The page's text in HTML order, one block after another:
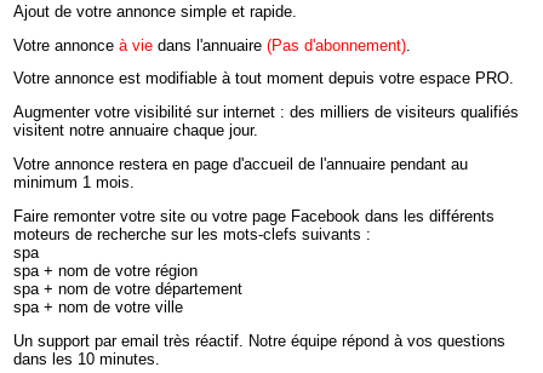
Ajout de votre annonce simple et rapide.
Votre annonceà vie dans l'annuaire(Pas d'abonnement)
Votre annonce est modifiable à tout moment depuis votre espace PRO.
Augmenter votre visibilité sur internet : des milliers de visiteurs qualifiés
visitent notre annuaire chaque jour.
Votre annonce restera en page d'accueil de l'annuaire pendant au
minimum 1 mois.
Faire remonter votre site ou votre page Facebook dans les différents
moteurs de recherche sur les mots-clefs suivants :
spa
spa + nom de votre région
spa + nom de votre département
spa + nom de votre ville
Un support par email très réactif. Notre équipe répond à vos questions
dans les 10 minutes.